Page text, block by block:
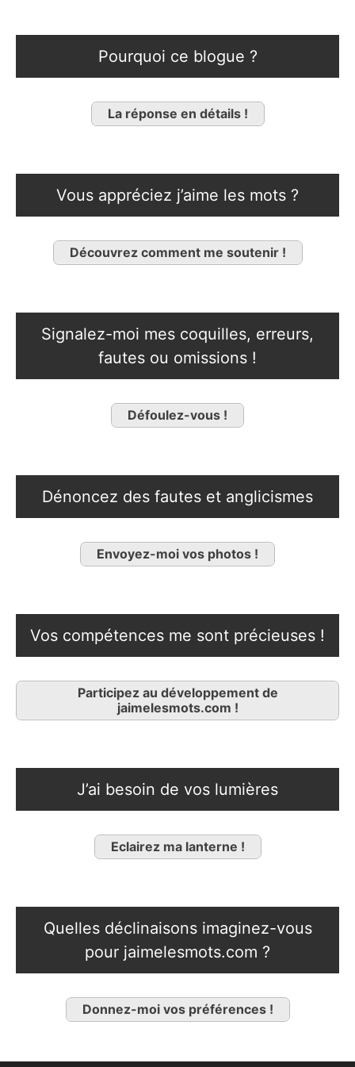
Pourquoi ce blogue ?
La réponse en détails !
Vous appréciez j’aime les mots ?
Découvrez comment me soutenir !
Signalez-moi mes coquilles, erreurs,
fautes ou omissions !
Défoulez-vous !
Dénoncez des fautes et anglicismes
Envoyez-moi vos photos !
Vos compétences me sont précieuses !
Participez au développement de
jaimelesmots.com !
J’ai besoin de vos lumières
Eclairez ma lanterne !
Quelles déclinaisons imaginez-vous
pour jaimelesmots.com ?
Donnez-moi vos préférences !